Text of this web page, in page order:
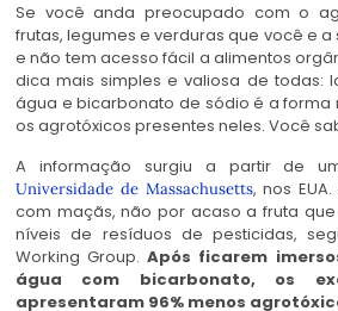
Se você anda preocupado com o
frutas, legumes e verduras que você e
e não tem acesso fácil a alimentos
dica mais simples e valiosa de todas:
água e bicarbonato de sódio é a forma
os agrotóxicos presentes neles. Você
A informação surgiu a partir de
Universidade de Massachusetts, nos
com maçãs, não por acaso a fruta
níveis de resíduos de pesticidas,
Working Group.Após ficarem
água com bicarbonato, os
apresentaram 96% menos